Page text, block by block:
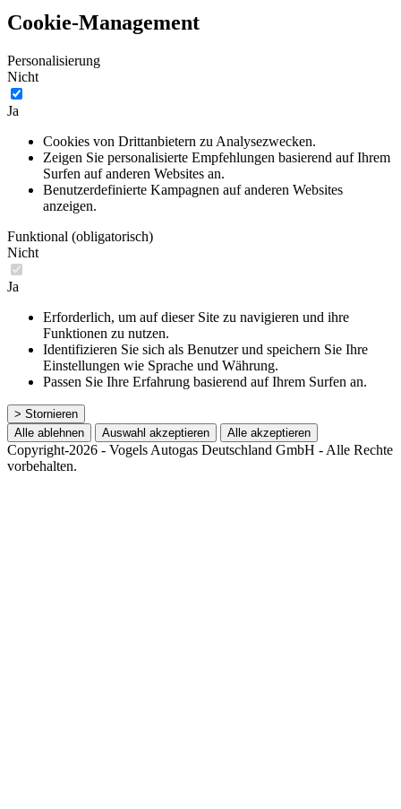
Cookie-Management
Personalisierung
Nicht
Ja
Cookies von Drittanbietern zu Analysezwecken.
Zeigen Sie personalisierte Empfehlungen basierend auf Ihrem
Surfen auf anderen Websites an.
Benutzerdefinierte Kampagnen auf anderen Websites
anzeigen.
Funktional (obligatorisch)
Nicht
Ja
Erforderlich, um auf dieser Site zu navigieren und ihre
Funktionen zu nutzen.
Identifizieren Sie sich als Benutzer und speichern Sie Ihre
Einstellungen wie Sprache und Währung.
Passen Sie Ihre Erfahrung basierend auf Ihrem Surfen an.
> Stornieren
Alle ablehnen
Auswahl akzeptieren Alle akzeptieren
Copyright-2026 - Vogels Autogas Deutschland GmbH - Alle Rechte
vorbehalten.